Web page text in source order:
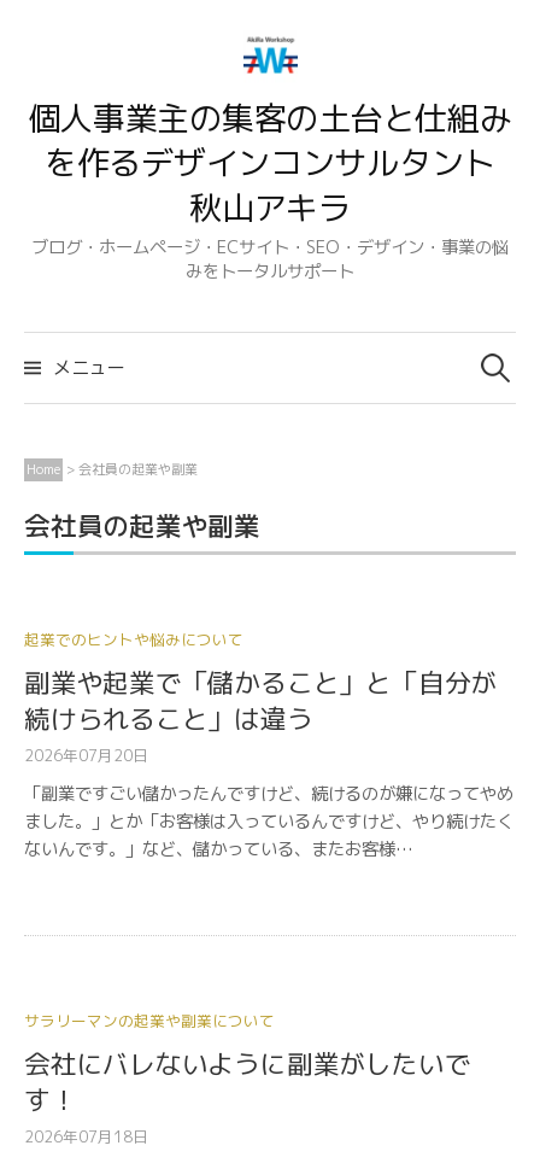
ン
キ
個人事業主の集客の土台と仕組み
を作るデザインコンサルタント
秋山アキラ
ブログ・ホームページ・ECサイト・SEO・デザイン・事業の悩
みをトータルサポート
メニュー
検
索:
Home >会社員の起業や副業
会社員の起業や副業
起業でのヒントや悩みについて
副業や起業で「儲かること」と「自分が
続けられること」は違う
2026年07月20日
「副業ですごい儲かったんですけど、続けるのが嫌になってやめ
ました。」とか「お客様は入っているんですけど、やり続けたく
ないんです。」など、儲かっている、またお客様…
サラリーマンの起業や副業について
会社にバレないように副業がしたいで
す！
2026年07月18日